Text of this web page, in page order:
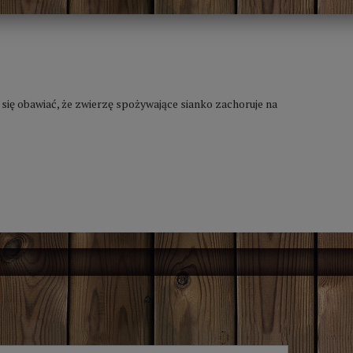
obawiać, że zwierzę spożywające sianko zachoruje na